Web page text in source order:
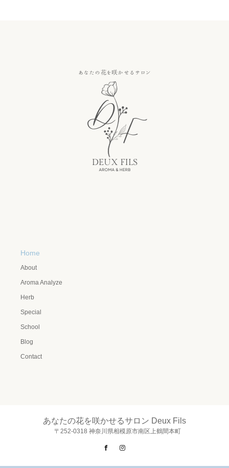
Home
About
Aroma Analyze
Herb
Special
School
Blog
Contact
あなたの花を咲かせるサロン Deux Fils
〒252-0318 神奈川県相模原市南区上鶴間本町
Facebook